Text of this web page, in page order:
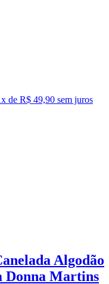
x de R$ 49,90 sem juros
Algodão
Donna Martins